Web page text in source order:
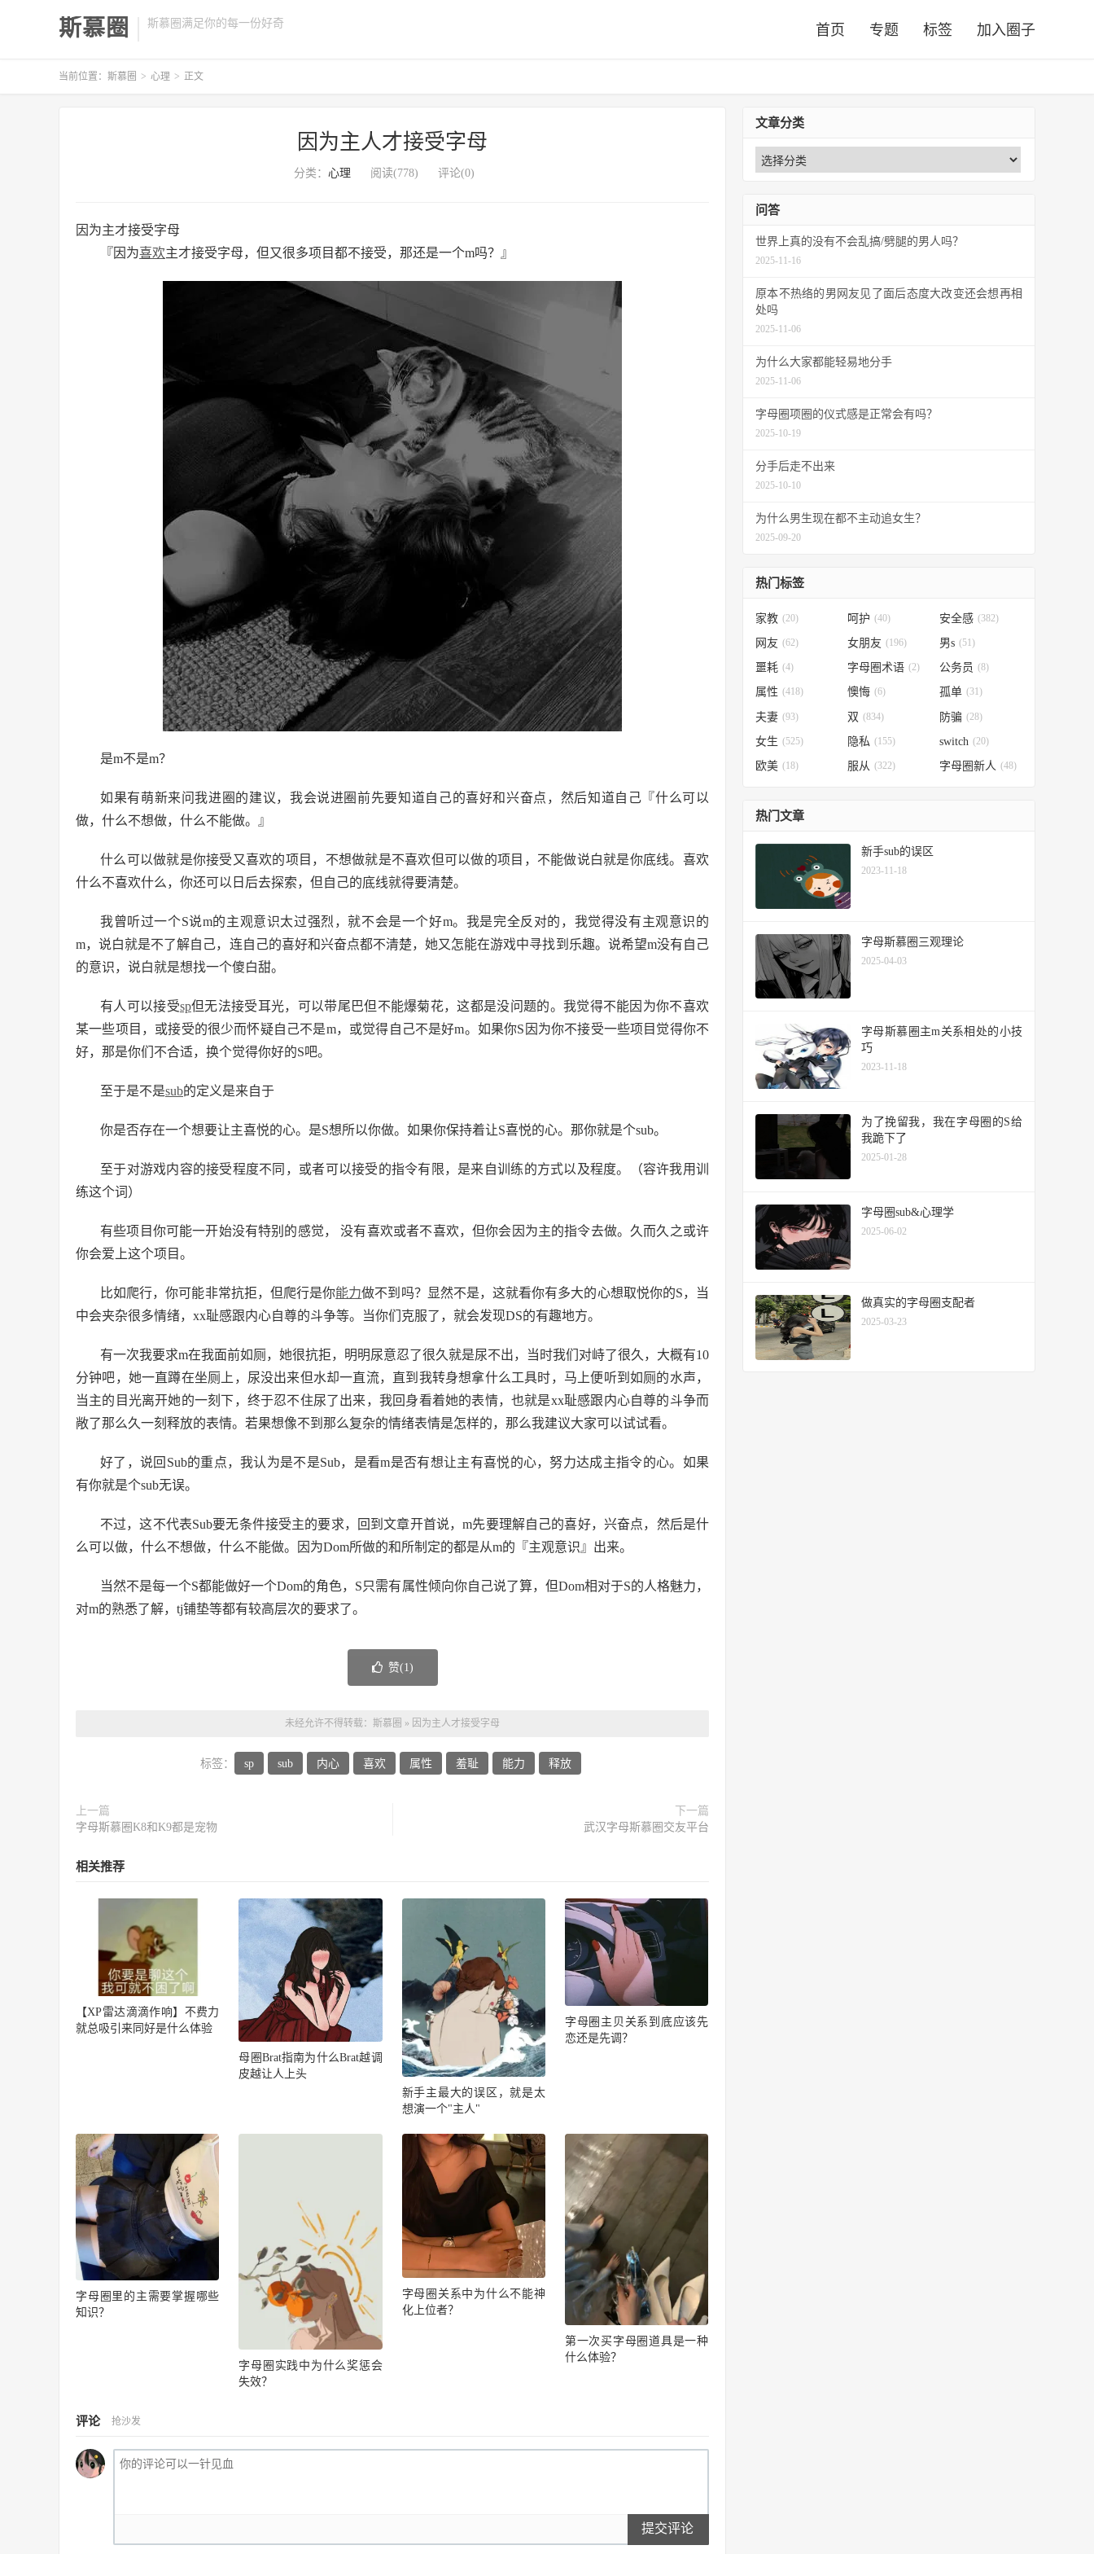
斯慕圈 斯慕圈满足你的每一份好奇 首页 专题 标签 加入圈子
当前位置： 斯慕圈 > 心理 > 正文
因为主人才接受字母
分类： 心理 阅读(778) 评论(0)
因为主才接受字母
『因为喜欢主才接受字母，但又很多项目都不接受，那还是一个m吗？』
是m不是m？
如果有萌新来问我进圈的建议，我会说进圈前先要知道自己的喜好和兴奋点，然后知道自己『什么可以
做，什么不想做，什么不能做。』
什么可以做就是你接受又喜欢的项目，不想做就是不喜欢但可以做的项目，不能做说白就是你底线。喜欢
什么不喜欢什么，你还可以日后去探索，但自己的底线就得要清楚。
我曾听过一个S说m的主观意识太过强烈，就不会是一个好m。我是完全反对的，我觉得没有主观意识的
m，说白就是不了解自己，连自己的喜好和兴奋点都不清楚，她又怎能在游戏中寻找到乐趣。说希望m没有自己
的意识，说白就是想找一个傻白甜。
有人可以接受sp但无法接受耳光，可以带尾巴但不能爆菊花，这都是没问题的。我觉得不能因为你不喜欢
某一些项目，或接受的很少而怀疑自己不是m，或觉得自己不是好m。如果你S因为你不接受一些项目觉得你不
好，那是你们不合适，换个觉得你好的S吧。
至于是不是sub的定义是来自于
你是否存在一个想要让主喜悦的心。是S想所以你做。如果你保持着让S喜悦的心。那你就是个sub。
至于对游戏内容的接受程度不同，或者可以接受的指令有限，是来自训练的方式以及程度。（容许我用训
练这个词）
有些项目你可能一开始没有特别的感觉， 没有喜欢或者不喜欢，但你会因为主的指令去做。久而久之或许
你会爱上这个项目。
比如爬行，你可能非常抗拒，但爬行是你能力做不到吗？显然不是，这就看你有多大的心想取悦你的S，当
中会夹杂很多情绪，xx耻感跟内心自尊的斗争等。当你们克服了，就会发现DS的有趣地方。
有一次我要求m在我面前如厕，她很抗拒，明明尿意忍了很久就是尿不出，当时我们对峙了很久，大概有10
分钟吧，她一直蹲在坐厕上，尿没出来但水却一直流，直到我转身想拿什么工具时，马上便听到如厕的水声，
当主的目光离开她的一刻下，终于忍不住尿了出来，我回身看着她的表情，也就是xx耻感跟内心自尊的斗争而
敞了那么久一刻释放的表情。若果想像不到那么复杂的情绪表情是怎样的，那么我建议大家可以试试看。
好了，说回Sub的重点，我认为是不是Sub，是看m是否有想让主有喜悦的心，努力达成主指令的心。如果
有你就是个sub无误。
不过，这不代表Sub要无条件接受主的要求，回到文章开首说，m先要理解自己的喜好，兴奋点，然后是什
么可以做，什么不想做，什么不能做。因为Dom所做的和所制定的都是从m的『主观意识』出来。
当然不是每一个S都能做好一个Dom的角色，S只需有属性倾向你自己说了算，但Dom相对于S的人格魅力，
对m的熟悉了解，tj铺垫等都有较高层次的要求了。
赞(1)
未经允许不得转载： 斯慕圈 » 因为主人才接受字母
标签： sp sub 内心 喜欢 属性 羞耻 能力 释放
上一篇
字母斯慕圈K8和K9都是宠物
下一篇
武汉字母斯慕圈交友平台
相关推荐
【XP雷达滴滴作响】不费力
就总吸引来同好是什么体验
母圈Brat指南为什么Brat越调
皮越让人上头
新手主最大的误区，就是太
想演一个"主人"
字母圈主贝关系到底应该先
恋还是先调？
字母圈里的主需要掌握哪些
知识？
字母圈实践中为什么奖惩会
失效？
字母圈关系中为什么不能神
化上位者？
第一次买字母圈道具是一种
什么体验？
评论 抢沙发
提交评论
文章分类
问答
世界上真的没有不会乱搞/劈腿的男人吗？
2025-11-16
原本不热络的男网友见了面后态度大改变还会想再相
处吗
2025-11-06
为什么大家都能轻易地分手
2025-11-06
字母圈项圈的仪式感是正常会有吗？
2025-10-19
分手后走不出来
2025-10-10
为什么男生现在都不主动追女生？
2025-09-20
热门标签
家教 (20) 呵护 (40) 安全感 (382)
网友 (62) 女朋友 (196) 男s (51)
噩耗 (4) 字母圈术语 (2) 公务员 (8)
属性 (418) 懊悔 (6) 孤单 (31)
夫妻 (93) 双 (834) 防骗 (28)
女生 (525) 隐私 (155) switch (20)
欧美 (18) 服从 (322) 字母圈新人 (48)
热门文章
新手sub的误区
2023-11-18
字母斯慕圈三观理论
2025-04-03
字母斯慕圈主m关系相处的小技
巧
2023-11-18
为了挽留我，我在字母圈的S给
我跪下了
2025-01-28
字母圈sub&心理学
2025-06-02
做真实的字母圈支配者
2025-03-23